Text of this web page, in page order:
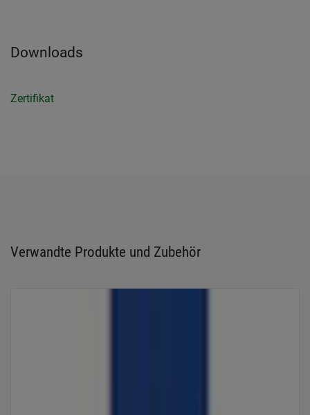
Downloads
Zertifikat
Verwandte Produkte und Zubehör